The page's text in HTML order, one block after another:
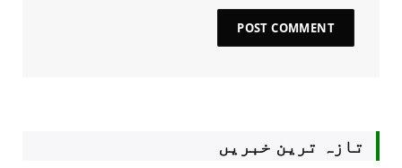
تازہ ترین خبریں